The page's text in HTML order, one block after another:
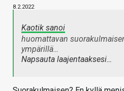
8.2.2022
Kaotik sanoi
huomattavan
ympärillä…
Napsauta laajentaaksesi…